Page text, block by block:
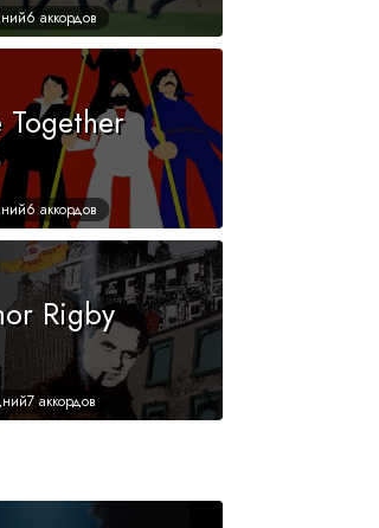
6 аккордов
Together
6 аккордов
Rigby
7 аккордов